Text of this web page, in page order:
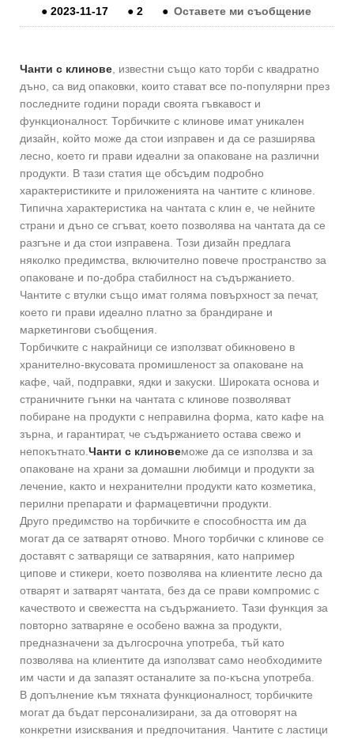
● 2023-11-17 ● 2 ● Оставете ми съобщение
Чанти с клинове , известни също като торби с квадратно
дъно, са вид опаковки, които стават все по-популярни през
последните години поради своята гъвкавост и
функционалност. Торбичките с клинове имат уникален
дизайн, който може да стои изправен и да се разширява
лесно, което ги прави идеални за опаковане на различни
продукти. В тази статия ще обсъдим подробно
характеристиките и приложенията на чантите с клинове.
Типична характеристика на чантата с клин е, че нейните
страни и дъно се сгъват, което позволява на чантата да се
разгъне и да стои изправена. Този дизайн предлага
няколко предимства, включително повече пространство за
опаковане и по-добра стабилност на съдържанието.
Чантите с втулки също имат голяма повърхност за печат,
което ги прави идеално платно за брандиране и
маркетингови съобщения.
Торбичките с накрайници се използват обикновено в
хранително-вкусовата промишленост за опаковане на
кафе, чай, подправки, ядки и закуски. Широката основа и
страничните гънки на чантата с клинове позволяват
побиране на продукти с неправилна форма, като кафе на
зърна, и гарантират, че съдържанието остава свежо и
непокътнато. Чанти с клиновеможе да се използва и за
опаковане на храни за домашни любимци и продукти за
лечение, както и нехранителни продукти като козметика,
перилни препарати и фармацевтични продукти.
Друго предимство на торбичките е способността им да
могат да се затварят отново. Много торбички с клинове се
доставят с затварящи се затваряния, като например
ципове и стикери, което позволява на клиентите лесно да
отварят и затварят чантата, без да се прави компромис с
качеството и свежестта на съдържанието. Тази функция за
повторно затваряне е особено важна за продукти,
предназначени за дългосрочна употреба, тъй като
позволява на клиентите да използват само необходимите
им части и да запазят останалите за по-късна употреба.
В допълнение към тяхната функционалност, торбичките
могат да бъдат персонализирани, за да отговорят на
конкретни изисквания и предпочитания. Чантите с ластици